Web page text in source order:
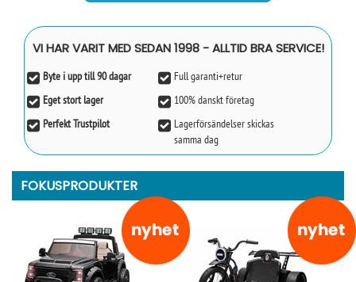
VI HAR VARIT MED SEDAN 1998 - ALLTID BRA SERVICE!
Byte i upp till 90 dagar
Full garanti+retur
Eget stort lager
100% danskt företag
Perfekt Trustpilot
Lagerförsändelser skickas
samma dag
FOKUSPRODUKTER